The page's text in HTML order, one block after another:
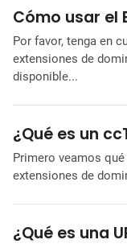
Cómo usar el
Por favor, tenga en
extensiones de
disponible...
¿Qué es un
Primero veamos
extensiones de
¿Qué es una